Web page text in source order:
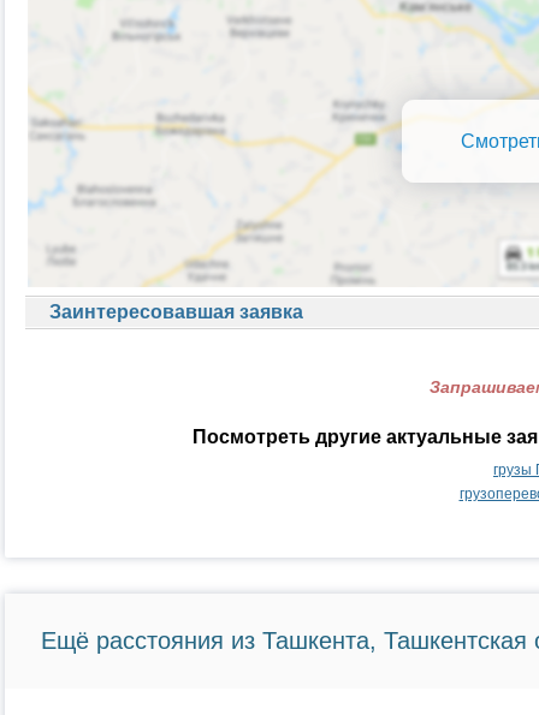
Заинтересовавшая заявка
Посмотреть другие актуальные
грузы
Ещё расстояния из Ташкента, Ташкентская